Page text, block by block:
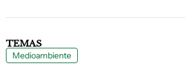
TEMAS
Medioambiente